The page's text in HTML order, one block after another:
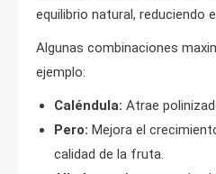
equilibrio natural, reduciendo
Algunas combinaciones
ejemplo:
Caléndula: Atrae
Pero: Mejora el
calidad de la fruta.